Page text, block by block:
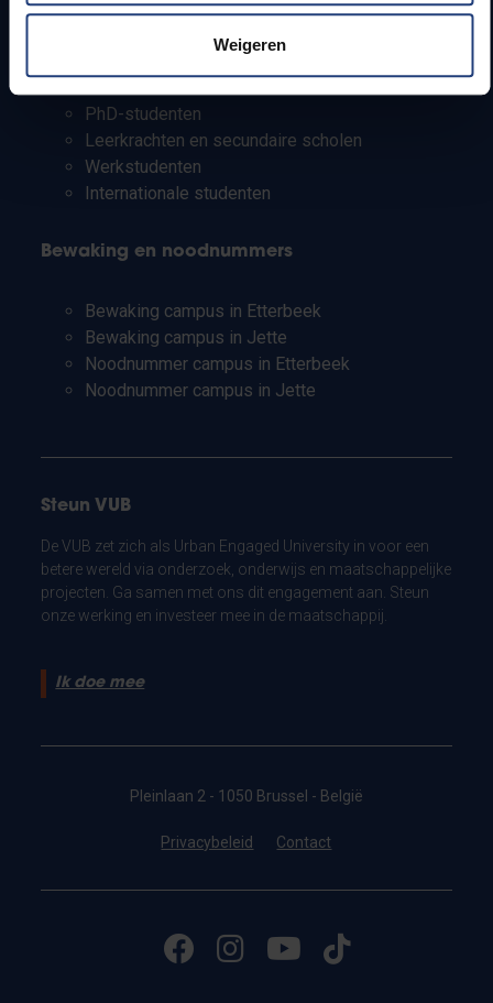
Weigeren
PhD-studenten
Leerkrachten en secundaire scholen
Werkstudenten
Internationale studenten
Bewaking en noodnummers
Bewaking campus in Etterbeek
Bewaking campus in Jette
Noodnummer campus in Etterbeek
Noodnummer campus in Jette
Steun VUB
De VUB zet zich als Urban Engaged University in voor een
betere wereld via onderzoek, onderwijs en maatschappelijke
projecten. Ga samen met ons dit engagement aan. Steun
onze werking en investeer mee in de maatschappij.
Ik doe mee
Pleinlaan 2 - 1050 Brussel - België
Privacybeleid Contact